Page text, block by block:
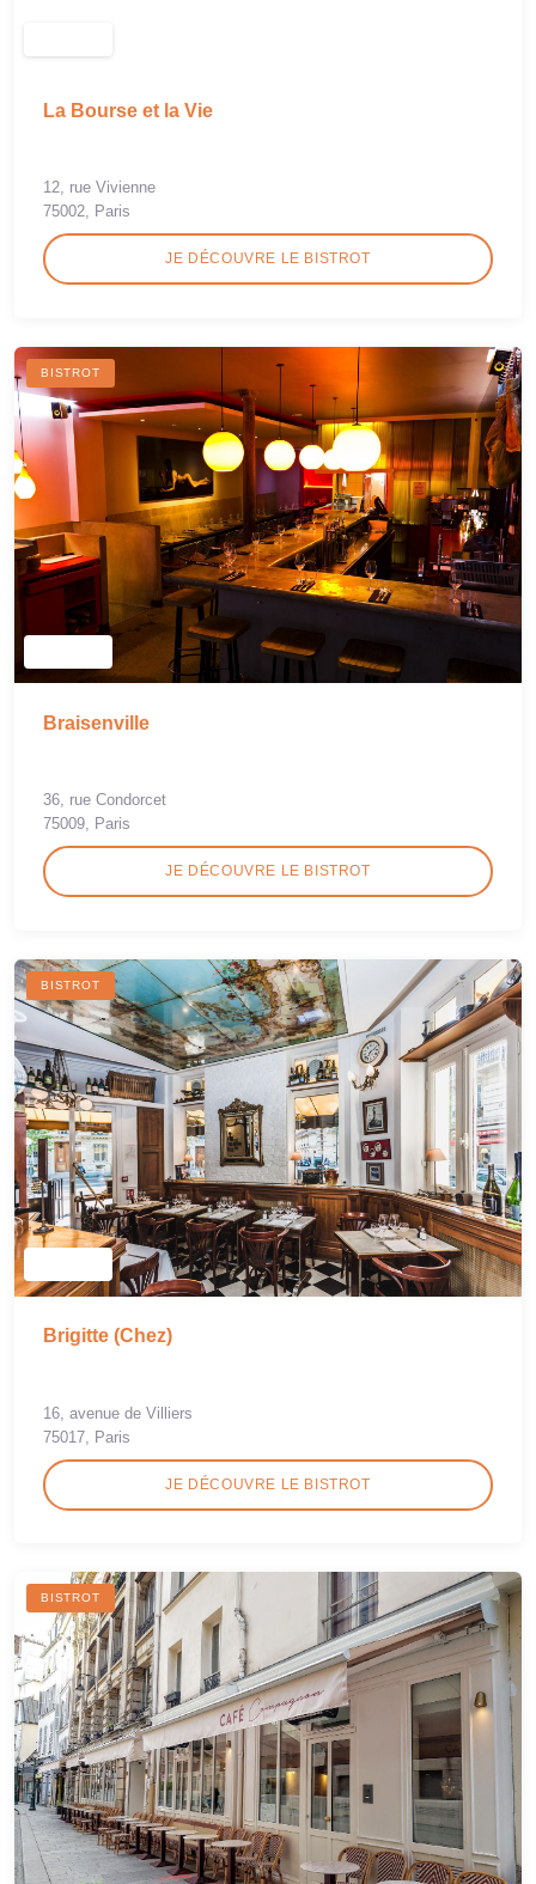
La Bourse et la Vie
12, rue Vivienne
75002, Paris
JE DÉCOUVRE LE BISTROT
BISTROT
Braisenville
36, rue Condorcet
75009, Paris
JE DÉCOUVRE LE BISTROT
BISTROT
Brigitte (Chez)
16, avenue de Villiers
75017, Paris
JE DÉCOUVRE LE BISTROT
BISTROT